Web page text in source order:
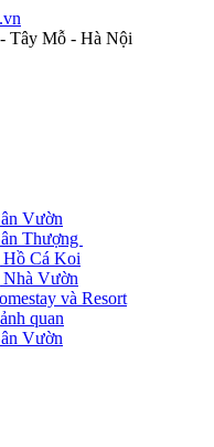
Tây Mỗ - Hà Nội
Vườn
Thượng
Cá Koi
Vườn
và Resort
quan
Vườn